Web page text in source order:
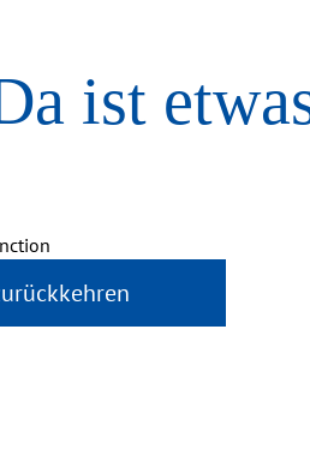
ist